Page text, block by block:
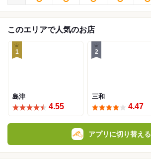
このエリアで人気のお店
1
島津
4.55
2
三和
4.47
アプリに切り替える